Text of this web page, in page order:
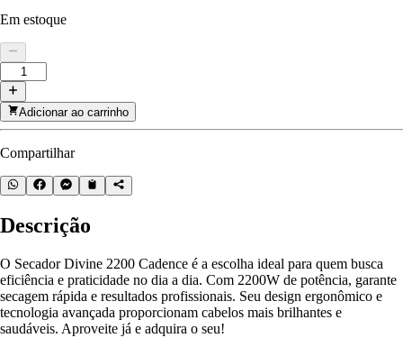
Em estoque
Adicionar ao carrinho
Compartilhar
Descrição
O Secador Divine 2200 Cadence é a escolha ideal para quem busca
eficiência e praticidade no dia a dia. Com 2200W de potência, garante
secagem rápida e resultados profissionais. Seu design ergonômico e
tecnologia avançada proporcionam cabelos mais brilhantes e
saudáveis. Aproveite já e adquira o seu!